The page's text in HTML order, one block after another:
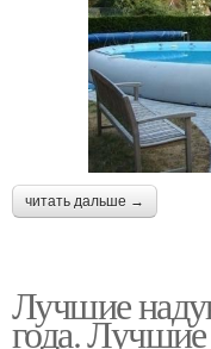
читать дальше →
Лучшие
года.